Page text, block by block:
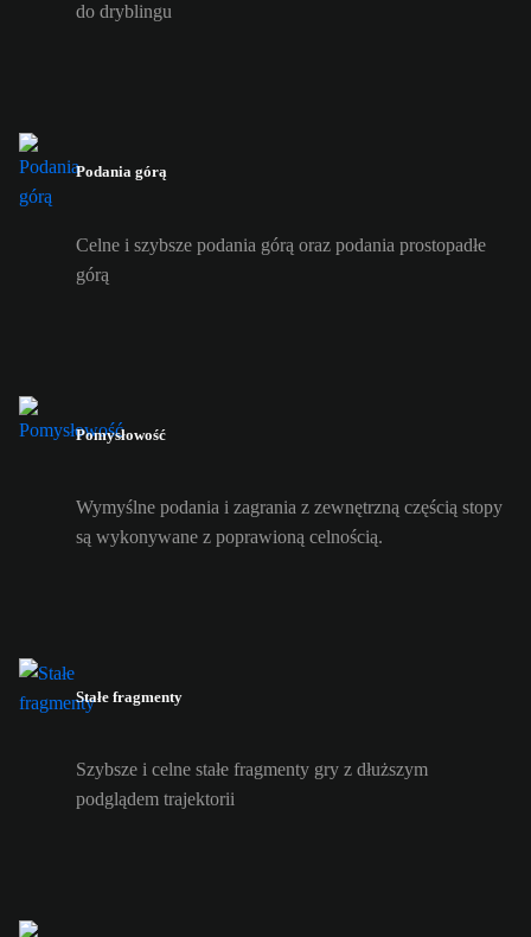
do dryblingu
Podania górą
Celne i szybsze podania górą oraz podania prostopadłe
górą
Pomysłowość
Wymyślne podania i zagrania z zewnętrzną częścią stopy
są wykonywane z poprawioną celnością.
Stałe fragmenty
Szybsze i celne stałe fragmenty gry z dłuższym
podglądem trajektorii